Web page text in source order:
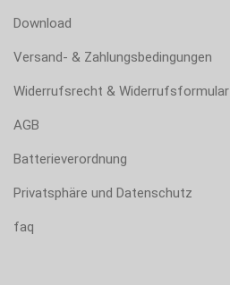
Download
Versand- & Zahlungsbedingungen
Widerrufsrecht & Widerrufsformular
AGB
Batterieverordnung
Privatsphäre und Datenschutz
faq